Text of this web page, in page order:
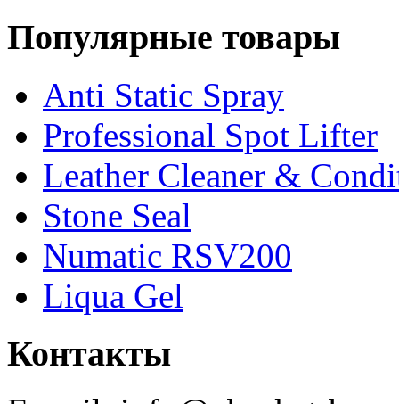
Популярные товары
Anti Static Spray
Professional Spot Lifter
Leather Cleaner &
Stone Seal
Numatic RSV200
Liqua Gel
Контакты